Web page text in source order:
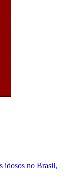
idosos no Brasil,